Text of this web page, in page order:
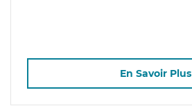
En Savoir Plus